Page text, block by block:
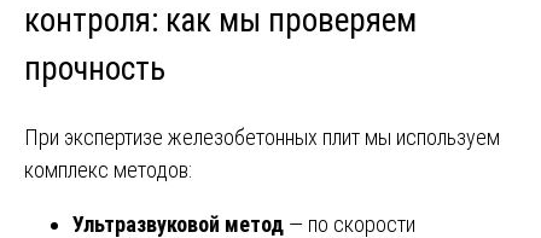
контроля: как мы проверяем
прочность
При экспертизе железобетонных плит мы используем
комплекс методов:
Ультразвуковой метод — по скорости